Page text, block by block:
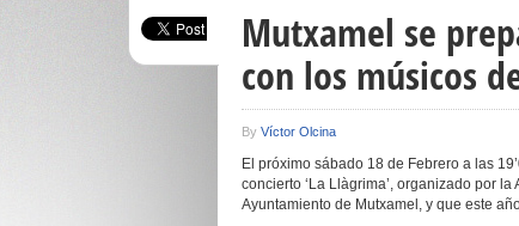
Mutxamel se
con los músicos
By Víctor Olcina
El próximo sábado 18 de Febrero a las
concierto ‘La Llàgrima’, organizado por
Ayuntamiento de Mutxamel, y que este